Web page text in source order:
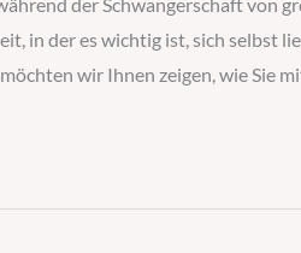
in der es wichtig ist, sich selbst
wir Ihnen zeigen, wie Sie